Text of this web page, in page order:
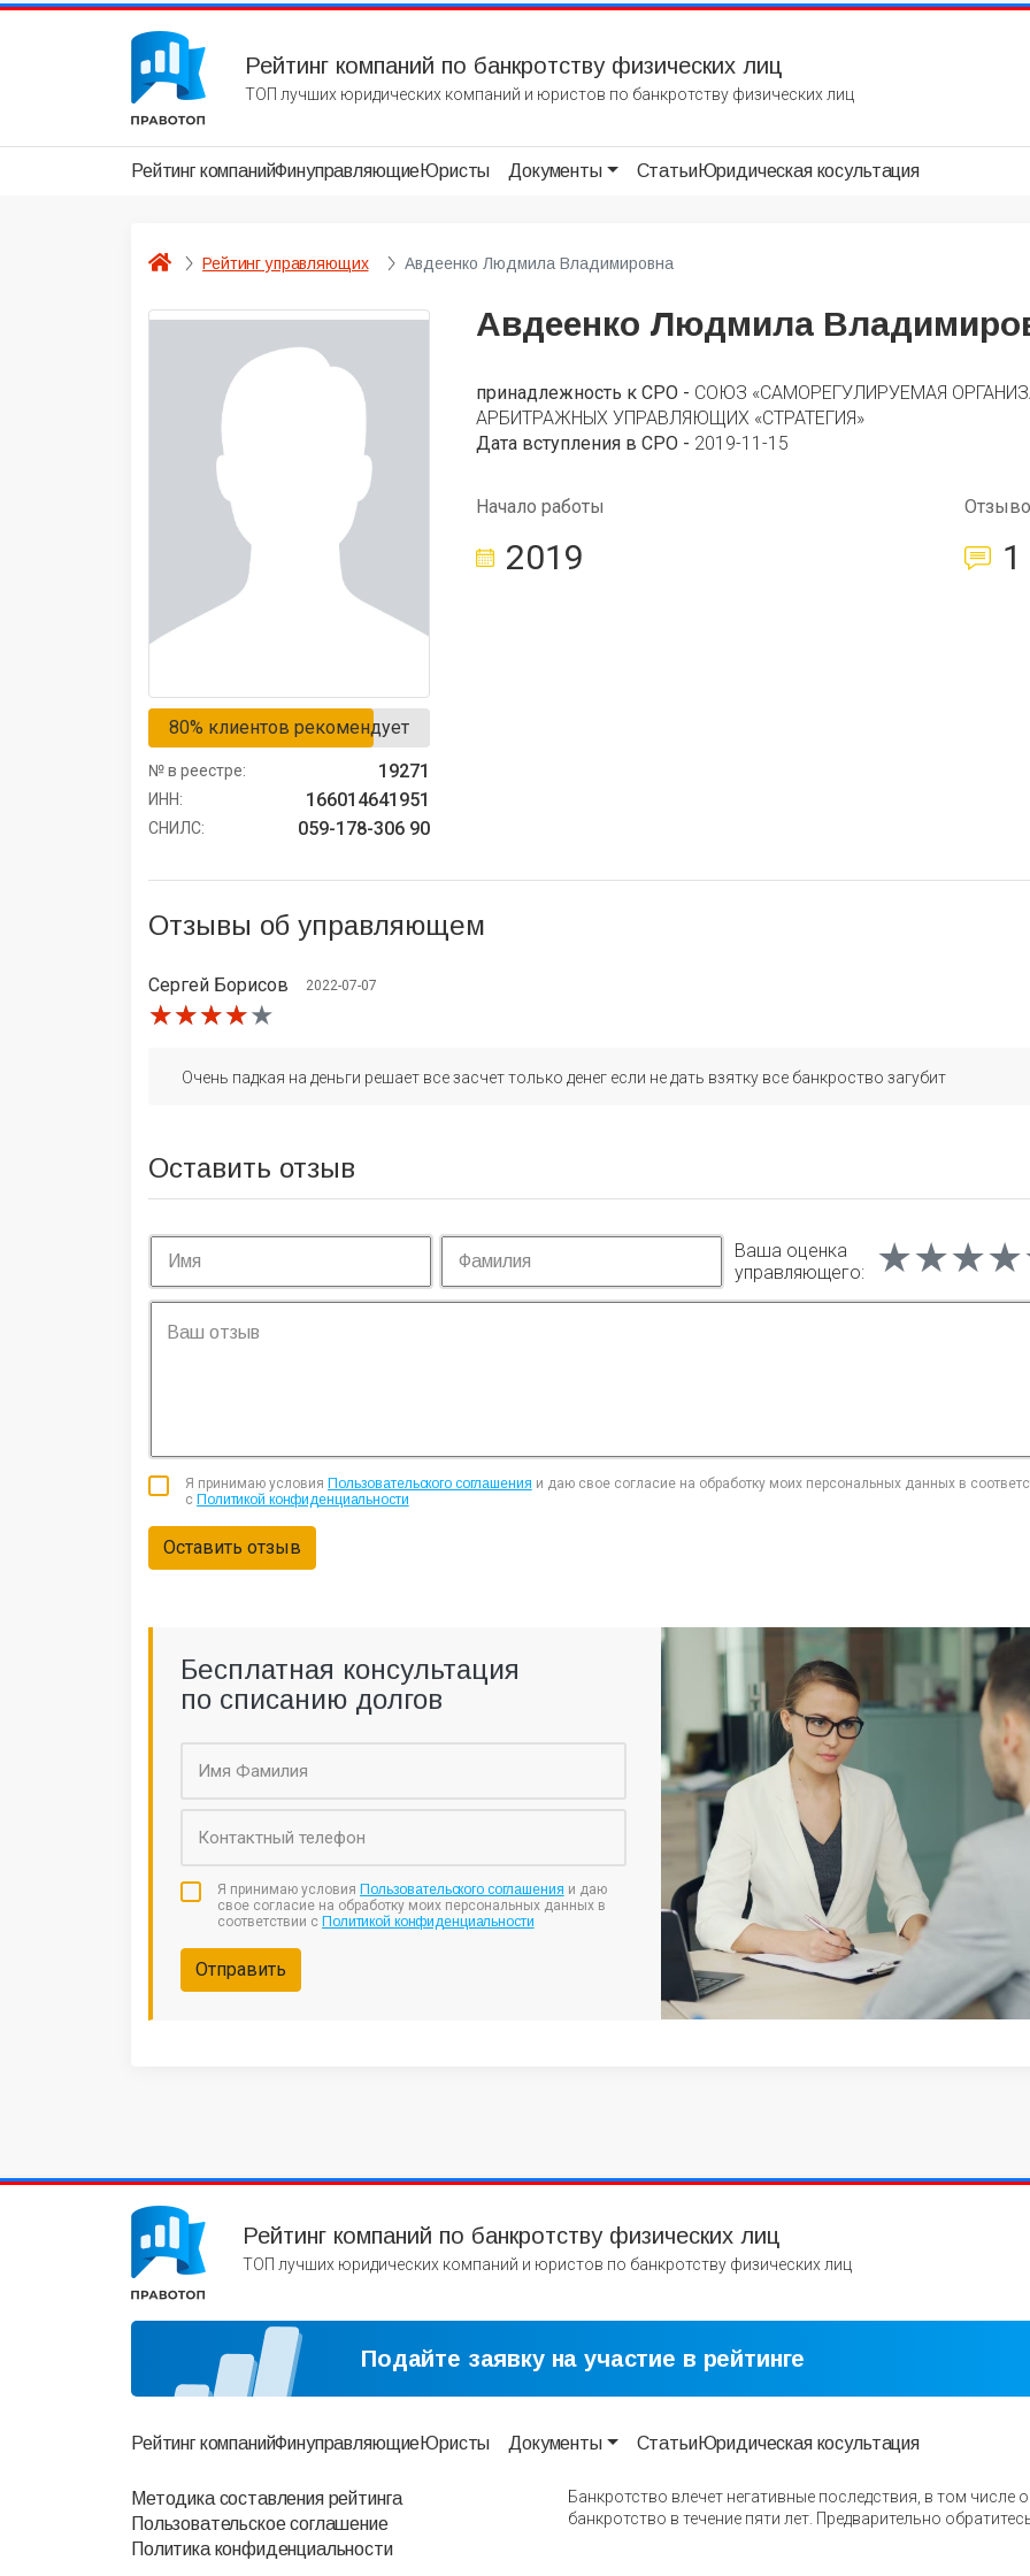
Рейтинг компаний по банкротству физических лиц
ТОП лучших юридических компаний и юристов по банкротству физических лиц
Рейтинг компанийФинуправляющиеЮристы Документы СтатьиЮридическая косультация
Рейтинг управляющих Авдеенко Людмила Владимировна
80% клиентов рекомендует
№ в реестре: 19271
ИНН: 166014641951
СНИЛС: 059-178-306 90
Авдеенко Людмила
принадлежность к СРО - СОЮЗ «САМОРЕГУЛИРУЕМАЯ
АРБИТРАЖНЫХ УПРАВЛЯЮЩИХ «СТРАТЕГИЯ»
Дата вступления в СРО - 2019-11-15
Начало работы
2019 1
Отзывы об управляющем
Сергей Борисов 2022-07-07
★★★★★
★★★★★
★★★★★
Очень падкая на деньги решает все засчет только денег если не дать взятку все банкроство загубит
Оставить отзыв
Ваша оценка
управляющего:
Я принимаю условия Пользовательского соглашения и даю свое согласие на обработку моих персональных данных в
с Политикой конфиденциальности
Оставить отзыв
Бесплатная консультация
по списанию долгов
Я принимаю условия Пользовательского соглашения и даю
свое согласие на обработку моих персональных данных в
соответствии с Политикой конфиденциальности
Отправить
Рейтинг компаний по банкротству физических лиц
ТОП лучших юридических компаний и юристов по банкротству физических лиц
Подайте заявку на участие в рейтинге
Рейтинг компанийФинуправляющиеЮристы Документы СтатьиЮридическая косультация
Методика составления рейтинга
Пользовательское соглашение
Политика конфиденциальности
Банкротство влечет негативные последствия, в том числе
банкротство в течение пяти лет. Предварительно